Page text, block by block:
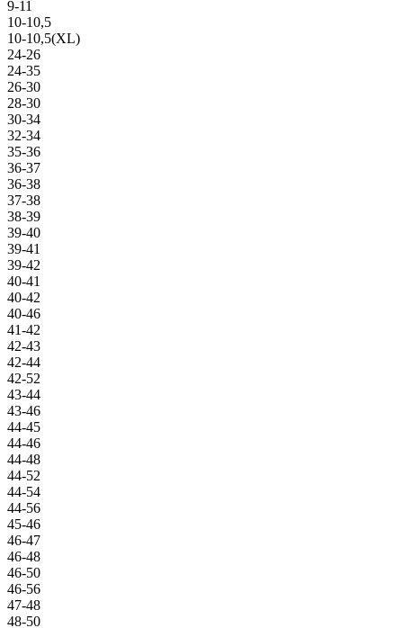
9-11
10-10,5
10-10,5(XL)
24-26
24-35
26-30
28-30
30-34
32-34
35-36
36-37
36-38
37-38
38-39
39-40
39-41
39-42
40-41
40-42
40-46
41-42
42-43
42-44
42-52
43-44
43-46
44-45
44-46
44-48
44-52
44-54
44-56
45-46
46-47
46-48
46-50
46-56
47-48
48-50